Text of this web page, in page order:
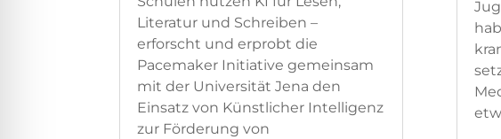
Literatur und Schreiben –
erforscht und erprobt die
Pacemaker Initiative gemeinsam
mit der Universität Jena den
Einsatz von Künstlicher Intelligenz
zur Förderung von